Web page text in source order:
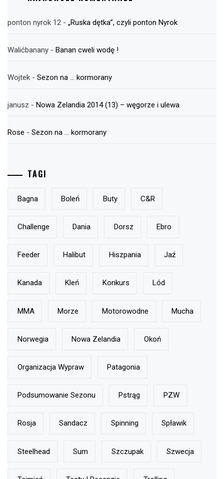
ponton nyrok 12 - „Ruska dętka”, czyli ponton Nyrok
Walićbanany - Banan cweli wodę !
Wojtek - Sezon na … kormorany
janusz - Nowa Zelandia 2014 (13) – węgorze i ulewa
Rose - Sezon na … kormorany
TAGI
Bagna Boleń Buty C&r
Challenge Dania Dorsz Ebro
Feeder Halibut Hiszpania Jaź
Kanada Kleń Konkurs Lód
MMA Morze Motorowodne Mucha
Norwegia Nowa Zelandia Okoń
Organizacja Wypraw Patagonia
Podsumowanie Sezonu Pstrąg PZW
Rosja Sandacz Spinning Spławik
Steelhead Sum Szczupak Szwecja